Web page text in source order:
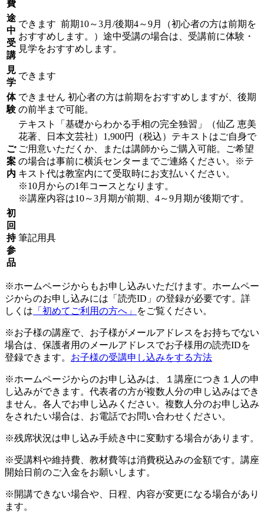
費
途
中
受
講
できます 前期10～3月/後期4～9月（初心者の方は前期を
おすすめします。）途中受講の場合は、受講前に体験・
見学をおすすめします。
見
学
できます
体
験
できません 初心者の方は前期をおすすめしますが、後期
の前半まで可能。
ご
案
内
テキスト「基礎からわかる手相の完全独習」（仙乙 恵美
花著、日本文芸社）1,900円（税込）テキストはご自身で
ご用意いただくか、または講師からご購入可能。ご希望
の場合は事前に横浜センターまでご連絡ください。※テ
キスト代は教室内にて受取時にお支払いください。
※10月からの1年コースとなります。
※講座内容は10～3月期が前期、4～9月期が後期です。
初
回
持
参
品
筆記用具
※ホームページからもお申し込みいただけます。ホームペー
ジからのお申し込みには「読売ID」の登録が必要です。詳
しくは 「初めてご利用の方へ」 をご覧ください。
※お子様の講座で、お子様がメールアドレスをお持ちでない
場合は、保護者用のメールアドレスでお子様用の読売IDを
登録できます。 お子様の受講申し込みをする方法
※ホームページからのお申し込みは、１講座につき１人の申
し込みができます。代表者の方が複数人分の申し込みはでき
ません。各人でお申し込みください。複数人分のお申し込み
をされたい場合は、お電話でお問い合わせください。
※残席状況は申し込み手続き中に変動する場合があります。
※受講料や維持費、教材費等は消費税込みの金額です。講座
開始日前のご入金をお願いします。
※開講できない場合や、日程、内容が変更になる場合があり
ます。